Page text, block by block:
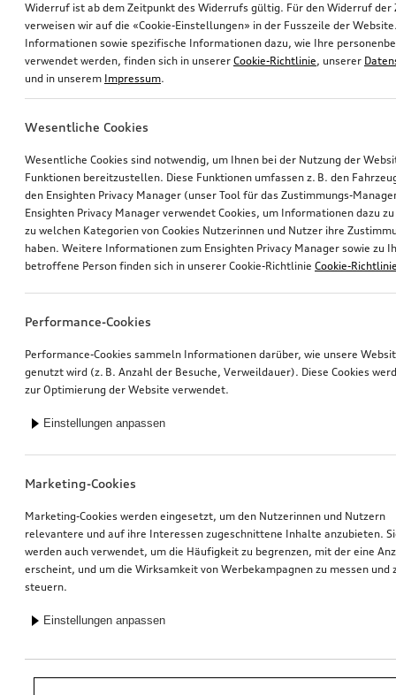
*Unverbindliche Preisempfehlung der Importeurin AMAG Import AG. Inkl.
gesetzlicher MwSt. Preise beim Audi Partner können abweichen; weitere
Widerruf ist ab dem Zeitpunkt des Widerrufs gültig. Für den Widerruf der
verweisen wir auf die «Cookie-Einstellungen» in der Fusszeile der
Informationen sowie spezifische Informationen dazu, wie Ihre
verwendet werden, finden sich in unserer Cookie-Richtlinie, unserer
und in unserem Impressum.
Wesentliche Cookies
Wesentliche Cookies sind notwendig, um Ihnen bei der Nutzung der
Funktionen bereitzustellen. Diese Funktionen umfassen z. B. den
den Ensighten Privacy Manager (unser Tool für das Zustimmungs-
Ensighten Privacy Manager verwendet Cookies, um Informationen dazu
zu welchen Kategorien von Cookies Nutzerinnen und Nutzer ihre
haben. Weitere Informationen zum Ensighten Privacy Manager sowie zu
betroffene Person finden sich in unserer Cookie-Richtlinie Cookie-
Performance-Cookies
Performance-Cookies sammeln Informationen darüber, wie unsere
genutzt wird (z. B. Anzahl der Besuche, Verweildauer). Diese Cookies
zur Optimierung der Website verwendet.
Einstellungen anpassen
Marketing-Cookies
Marketing-Cookies werden eingesetzt, um den Nutzerinnen und Nutzern
relevantere und auf ihre Interessen zugeschnittene Inhalte anzubieten.
werden auch verwendet, um die Häufigkeit zu begrenzen, mit der eine
erscheint, und um die Wirksamkeit von Werbekampagnen zu messen und
steuern.
Einstellungen anpassen